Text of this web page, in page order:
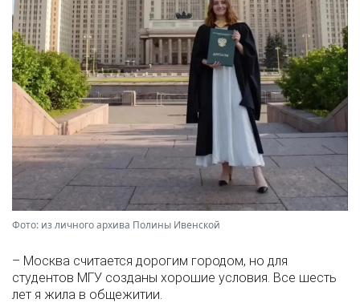
Фото: из личного архива Полины Ивенской
– Москва считается дорогим городом, но для
студентов МГУ созданы хорошие условия. Все шесть
лет я жила в общежитии.